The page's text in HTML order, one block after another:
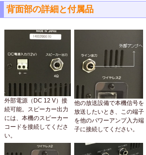
背面部の詳細と付属品
外部電源（DC 12 V）接
続可能。スピーカー出力
には、本機のスピーカー
コードを接続してくださ
い。
他の放送設備で本機信号を
放送したいとき、この端子
を他のパワーアンプ入力端
子に接続してください。